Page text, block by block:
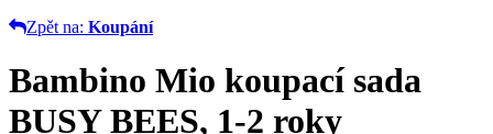
Zpět na: Koupání
Bambino Mio koupací sada
BUSY BEES, 1-2 roky